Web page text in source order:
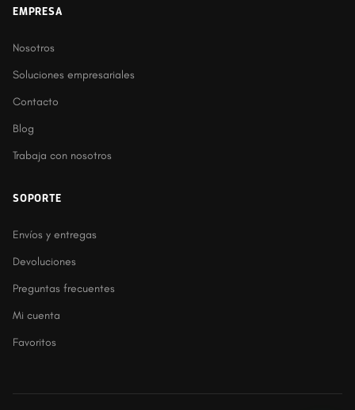
EMPRESA
Nosotros
Soluciones empresariales
Contacto
Blog
Trabaja con nosotros
SOPORTE
Envíos y entregas
Devoluciones
Preguntas frecuentes
Mi cuenta
Favoritos